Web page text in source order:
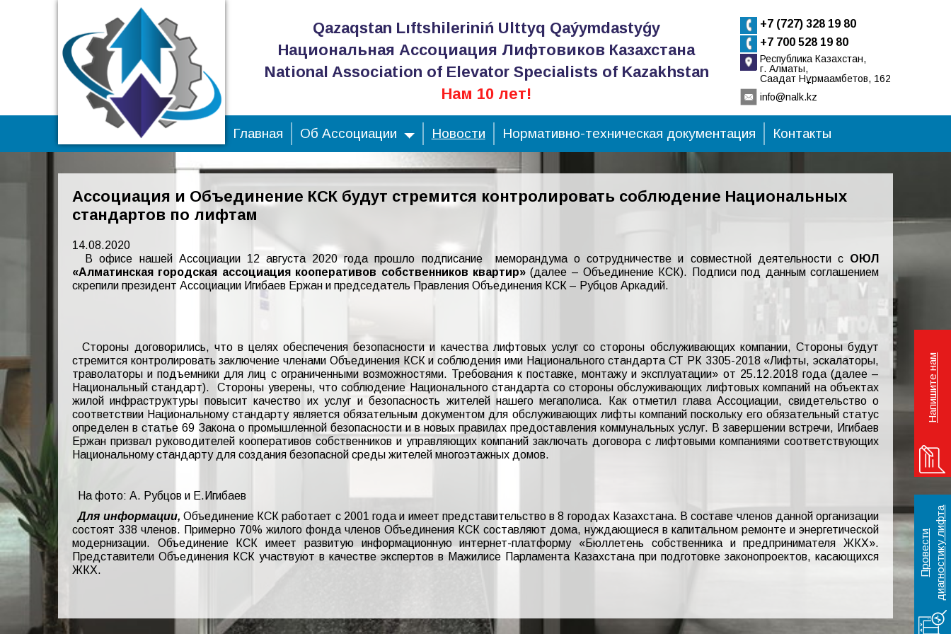
Qazaqstan Lıftshileriniń Ulttyq Qaýymdastyǵy
Национальная Ассоциация Лифтовиков Казахстана
National Association of Elevator Specialists of Kazakhstan
Нам 10 лет!
+7 (727) 328 19 80
+7 700 528 19 80
Республика Казахстан,
г. Алматы,
Сағадат Нұрмағамбетов, 162
info@nalk.kz
Главная Об Ассоциации Новости Нормативно-техническая документация Контакты
Ассоциация и Объединение КСК будут стремится контролировать соблюдение Национальных
стандартов по лифтам
14.08.2020
В офисе нашей Ассоциации 12 августа 2020 года прошло подписание меморандума о сотрудничестве и совместной деятельности с ОЮЛ
«Алматинская городская ассоциация кооперативов собственников квартир»(далее – Объединение КСК). Подписи под данным соглашением
скрепили президент Ассоциации Игибаев Ержан и председатель Правления Объединения КСК – Рубцов Аркадий.
Стороны договорились, что в целях обеспечения безопасности и качества лифтовых услуг со стороны обслуживающих компании, Стороны будут
стремится контролировать заключение членами Объединения КСК и соблюдения ими Национального стандарта СТ РК 3305-2018 «Лифты, эскалаторы,
траволаторы и подъемники для лиц с ограниченными возможностями. Требования к поставке, монтажу и эксплуатации» от 25.12.2018 года (далее –
Национальный стандарт). Стороны уверены, что соблюдение Национального стандарта со стороны обслуживающих лифтовых компаний на объектах
жилой инфраструктуры повысит качество их услуг и безопасность жителей нашего мегаполиса. Как отметил глава Ассоциации, свидетельство о
соответствии Национальному стандарту является обязательным документом для обслуживающих лифты компаний поскольку его обязательный статус
определен в статье 69 Закона о промышленной безопасности и в новых правилах предоставления коммунальных услуг. В завершении встречи, Игибаев
Ержан призвал руководителей кооперативов собственников и управляющих компаний заключать договора с лифтовыми компаниями соответствующих
Национальному стандарту для создания безопасной среды жителей многоэтажных домов.
На фото: А. Рубцов и Е.Игибаев
Для информации, Объединение КСК работает с 2001 года и имеет представительство в 8 городах Казахстана. В составе членов данной организации
состоят 338 членов. Примерно 70% жилого фонда членов Объединения КСК составляют дома, нуждающиеся в капитальном ремонте и энергетической
модернизации. Объединение КСК имеет развитую информационную интернет-платформу «Бюллетень собственника и предпринимателя ЖКХ».
Представители Объединения КСК участвуют в качестве экспертов в Мажилисе Парламента Казахстана при подготовке законопроектов, касающихся
ЖКХ.
П
р
о
в
е
с
т
и
д
и
а
г
н
о
с
т
и
к
у
л
и
ф
та
Напишите нам